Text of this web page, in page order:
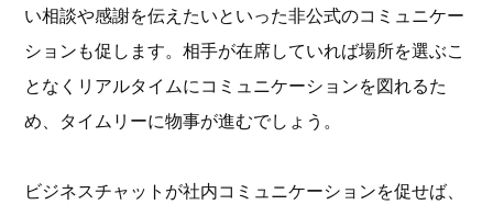
い相談や感謝を伝えたいといった非公式のコミュニケー
ションも促します。相手が在席していれば場所を選ぶこ
となくリアルタイムにコミュニケーションを図れるた
め、タイムリーに物事が進むでしょう。
ビジネスチャットが社内コミュニケーションを促せば、